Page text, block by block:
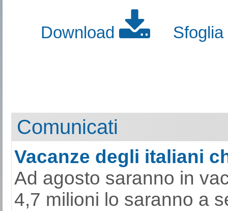
Download Sfoglia
Comunicati
Vacanze degli italiani
Ad agosto saranno in
4,7 milioni lo saranno a